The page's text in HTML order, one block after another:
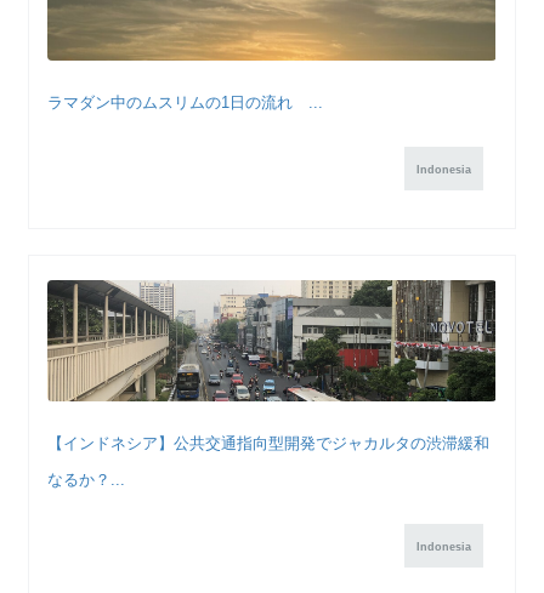
ラマダン中のムスリムの1日の流れ ...
Indonesia
【インドネシア】公共交通指向型開発でジャカルタの渋滞緩和
なるか？...
Indonesia